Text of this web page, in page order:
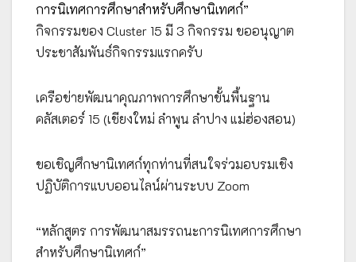
การนิเทศการศึกษาสำหรับศึกษานิเทศก์”
กิจกรรมของ Cluster 15 มี 3 กิจกรรม ขออนุญาต
ประชาสัมพันธ์กิจกรรมแรกครับ
เครือข่ายพัฒนาคุณภาพการศึกษาขั้นพื้นฐาน
คลัสเตอร์ 15 (เชียงใหม่ ลำพูน ลำปาง แม่ฮ่องสอน)
ขอเชิญศึกษานิเทศก์ทุกท่านที่สนใจร่วมอบรมเชิง
ปฏิบัติการแบบออนไลน์ผ่านระบบ Zoom
“หลักสูตร การพัฒนาสมรรถนะการนิเทศการศึกษา
สำหรับศึกษานิเทศก์”